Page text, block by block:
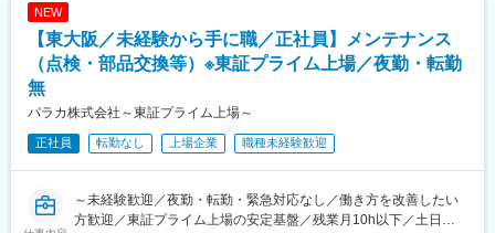
変更の範囲：会社の定める業務
＜具体的には＞
・遠隔監視（本社からＰＣで稼働状況チェック）
・次世代変電設備プロジェクトのブリッジ業務（外部ソフト会社
や社内設計との仕様確認等）
の総支配人」としての活躍を期待します。
NEW
【東大阪／未経験から手に職／正社員】メンテナンス
（点検・部品交換等）※東証プライム上場／夜勤・転勤
無
パラカ株式会社～東証プライム上場～
正社員 転勤なし 上場企業 職種未経験歓迎
～未経験歓迎／夜勤・転勤・緊急対応なし／働き方を改善したい
方歓迎／東証プライム上場の安定基盤／残業月10h以下／土日祝